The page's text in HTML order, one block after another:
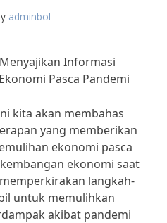
adminbol
Informasi
Pasca Pandemi
kita akan membahas
yang memberikan
ekonomi pasca
ekonomi saat
langkah-
untuk memulihkan
akibat pandemi